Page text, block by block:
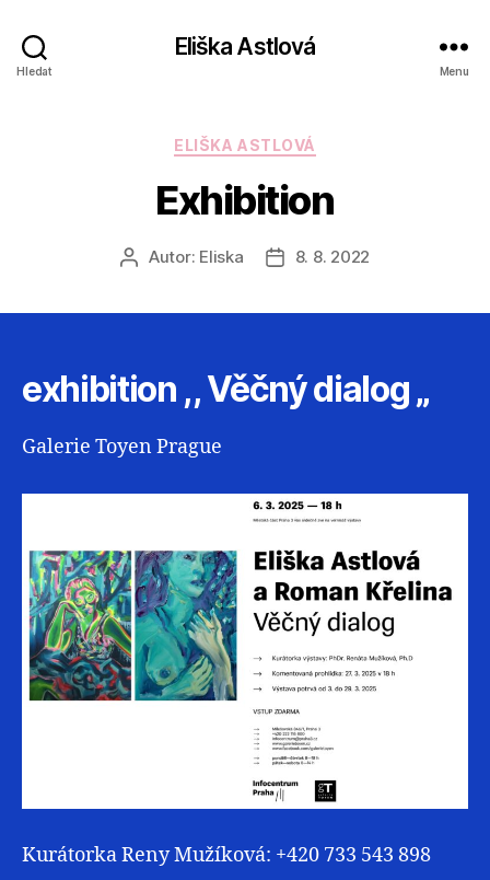
Hledat
Eliška Astlová
Menu
Rubriky
ELIŠKA ASTLOVÁ
Exhibition
AutorAutor: Eliska
Datum
8. 8. 2022
exhibition ,, Věčný dialog „
Galerie Toyen Prague
Kurátorka Reny Mužíková: +420 733 543 898